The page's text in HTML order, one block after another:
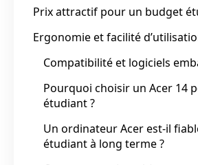
Prix attractif pour un budget
Ergonomie et facilité
Compatibilité et logiciels
Pourquoi choisir un Acer 14
étudiant ?
Un ordinateur Acer est-il
étudiant à long terme ?